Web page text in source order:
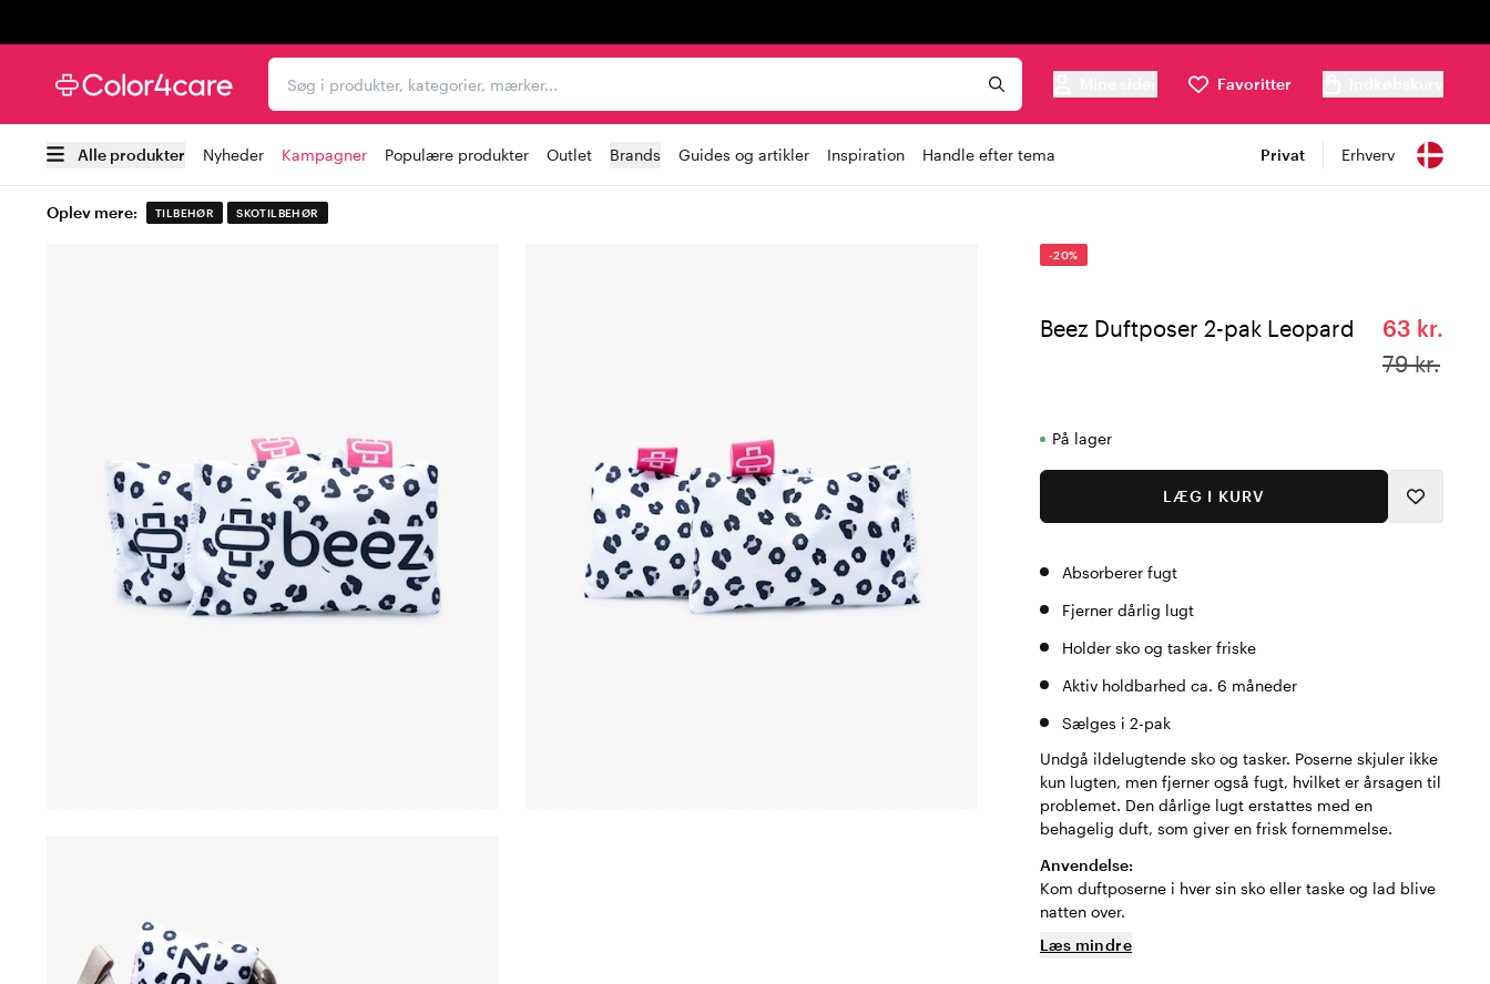
Søg i produkter, kategorier, mærker...
Favoritter
Alle produkter Nyheder Kampagner Populære produkter Outlet Brands Guides og artikler Inspiration Handle efter tema Privat Erhverv
Oplev mere: TILBEHØR SKOTILBEHØR
-20%
Beez Duftposer 2-pak Leopard
63 kr.
79 kr.
På lager
LÆG I KURV
Absorberer fugt
Fjerner dårlig lugt
Holder sko og tasker friske
Aktiv holdbarhed ca. 6 måneder
Sælges i 2-pak
Undgå ildelugtende sko og tasker. Poserne skjuler ikke
kun lugten, men fjerner også fugt, hvilket er årsagen til
problemet. Den dårlige lugt erstattes med en
behagelig duft, som giver en frisk fornemmelse.
Anvendelse:
Kom duftposerne i hver sin sko eller taske og lad blive
natten over.
Læs mindre